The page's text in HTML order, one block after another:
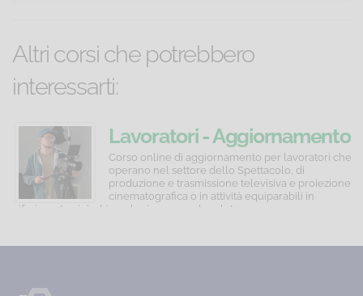
Altri corsi che potrebbero
interessarti:
Lavoratori
-
Aggiornamento
-
in
-
Corso
per
tema
HACCP
e
igiene
alimentare
Corso
per
che
deperibili
Lavoratori - Aggiornamento
quinquennale
Corso online di aggiornamento per lavoratori che
operano nel settore dello Spettacolo, di
produzione e trasmissione televisiva e proiezione
cinematografica o in attività equiparabili in
riferimento ai rischi per la sicurezza e la salute.